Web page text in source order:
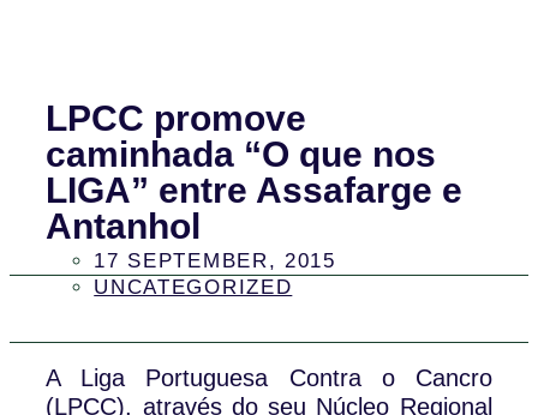
LPCC promove
caminhada “O que nos
LIGA” entre Assafarge e
Antanhol
17 SEPTEMBER, 2015
UNCATEGORIZED
A Liga Portuguesa Contra o Cancro
(LPCC), através do seu Núcleo Regional